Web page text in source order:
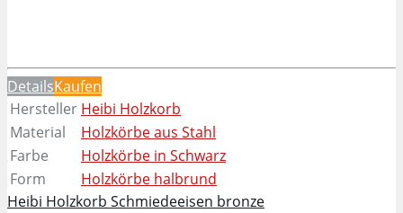
DetailsKaufen
Hersteller Heibi Holzkorb
Material
Holzkörbe aus Stahl
Farbe
Holzkörbe in Schwarz
Form
Holzkörbe halbrund
Heibi Holzkorb Schmiedeeisen bronze